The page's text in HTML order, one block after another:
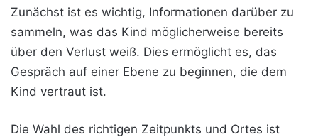
Zunächst ist es wichtig, Informationen darüber zu
sammeln, was das Kind möglicherweise bereits
über den Verlust weiß. Dies ermöglicht es, das
Gespräch auf einer Ebene zu beginnen, die dem
Kind vertraut ist.
Die Wahl des richtigen Zeitpunkts und Ortes ist